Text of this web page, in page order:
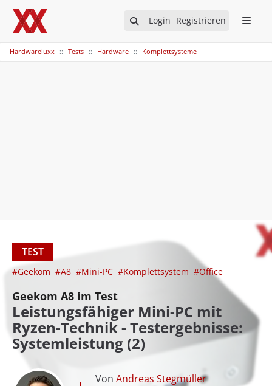
Login Registrieren
Hardwareluxx Tests Hardware Komplettsysteme
TEST
#Geekom #A8 #Mini-PC #Komplettsystem #Office
Geekom A8 im Test
Leistungsfähiger Mini-PC mit
Ryzen-Technik - Testergebnisse:
Systemleistung (2)
Von Andreas Stegmüller